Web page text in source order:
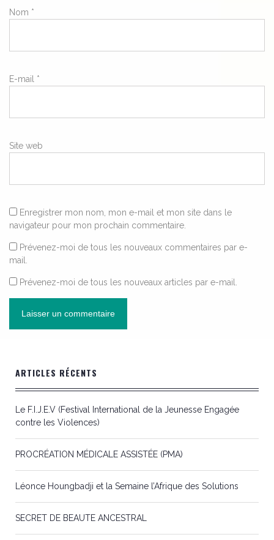
Nom *
E-mail *
Site web
Enregistrer mon nom, mon e-mail et mon site dans le
navigateur pour mon prochain commentaire.
Prévenez-moi de tous les nouveaux commentaires par e-
mail.
Prévenez-moi de tous les nouveaux articles par e-mail.
ARTICLES RÉCENTS
Le F.I.J.E.V (Festival International de la Jeunesse Engagée
contre les Violences)
PROCRÉATION MÉDICALE ASSISTÉE (PMA)
Léonce Houngbadji et la Semaine l’Afrique des Solutions
SECRET DE BEAUTE ANCESTRAL